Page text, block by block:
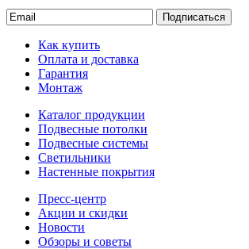
Подписаться
Как купить
Оплата и доставка
Гарантия
Монтаж
Каталог продукции
Подвесные потолки
Подвесные системы
Светильники
Настенные покрытия
Пресс-центр
Акции и скидки
Новости
Обзоры и советы